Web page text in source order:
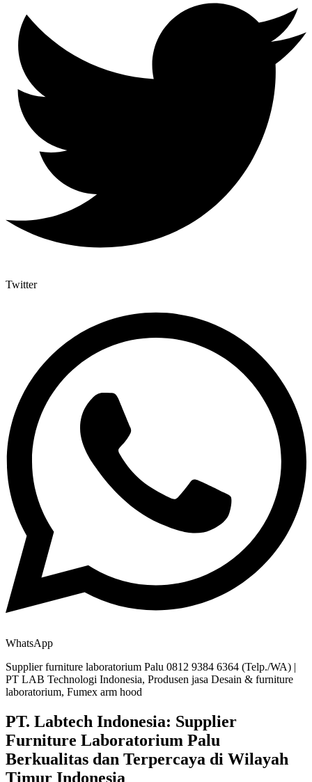
Twitter
WhatsApp
Supplier furniture laboratorium Palu 0812 9384 6364 (Telp./WA) |
PT LAB Technologi Indonesia, Produsen jasa Desain & furniture
laboratorium, Fumex arm hood
PT. Labtech Indonesia: Supplier
Furniture Laboratorium Palu
Berkualitas dan Terpercaya di Wilayah
Timur Indonesia